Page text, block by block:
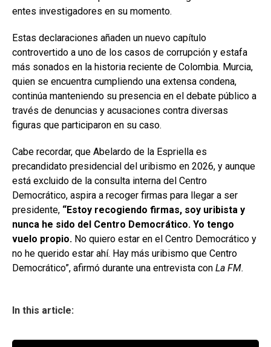
entes investigadores en su momento.
Estas declaraciones añaden un nuevo capítulo
controvertido a uno de los casos de corrupción y estafa
más sonados en la historia reciente de Colombia. Murcia,
quien se encuentra cumpliendo una extensa condena,
continúa manteniendo su presencia en el debate público a
través de denuncias y acusaciones contra diversas
figuras que participaron en su caso.
Cabe recordar, que Abelardo de la Espriella es
precandidato presidencial del uribismo en 2026, y aunque
está excluido de la consulta interna del Centro
Democrático, aspira a recoger firmas para llegar a ser
presidente, “Estoy recogiendo firmas, soy uribista y
nunca he sido del Centro Democrático. Yo tengo
vuelo propio. No quiero estar en el Centro Democrático y
no he querido estar ahí. Hay más uribismo que Centro
Democrático”, afirmó durante una entrevista con La FM.
In this article: